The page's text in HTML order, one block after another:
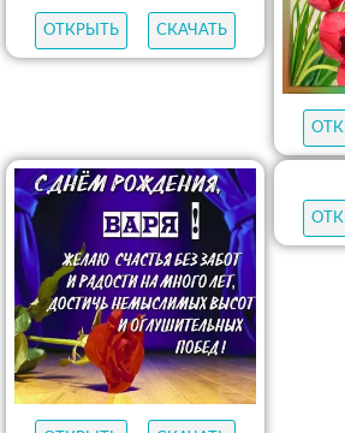
ОТКРЫТЬ
СКАЧАТЬ